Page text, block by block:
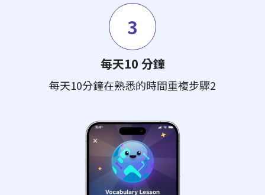
3
每天10 分鐘
每天10分鐘在熟悉的時間重複步驟2